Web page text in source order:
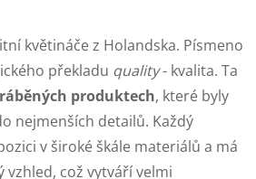
květináče z Holandska. Písmeno
překladu quality- kvalita. Ta
produktech, které byly
nejmenších detailů. Každý
v široké škále materiálů a má
vzhled, což vytváří velmi